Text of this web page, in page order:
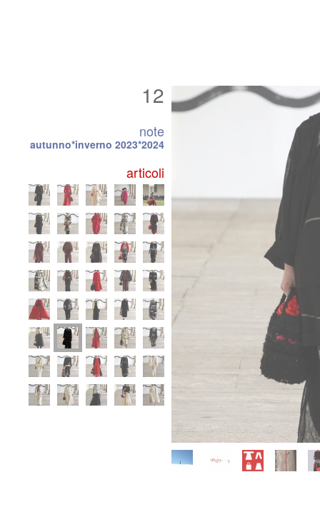
12
note
autunno*inverno 2023*2024
articoli